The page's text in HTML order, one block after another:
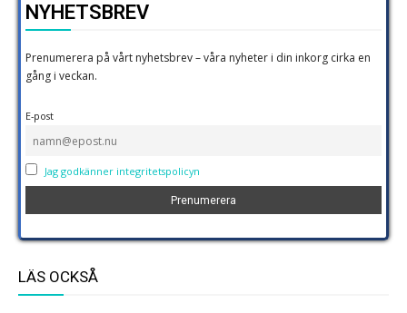
NYHETSBREV
Prenumerera på vårt nyhetsbrev – våra nyheter i din inkorg cirka en
gång i veckan.
E-post
Jag godkänner integritetspolicyn
LÄS OCKSÅ